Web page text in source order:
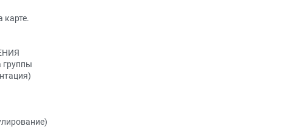
карте.
группы